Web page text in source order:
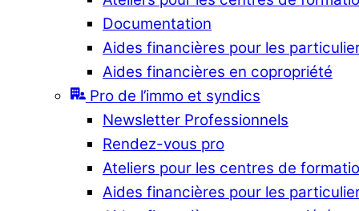
Documentation
Aides financières pour les
Aides financières en copropriété
Pro de l’immo et syndics
Newsletter Professionnels
Rendez-vous pro
Ateliers pour les centres de
Aides financières pour les